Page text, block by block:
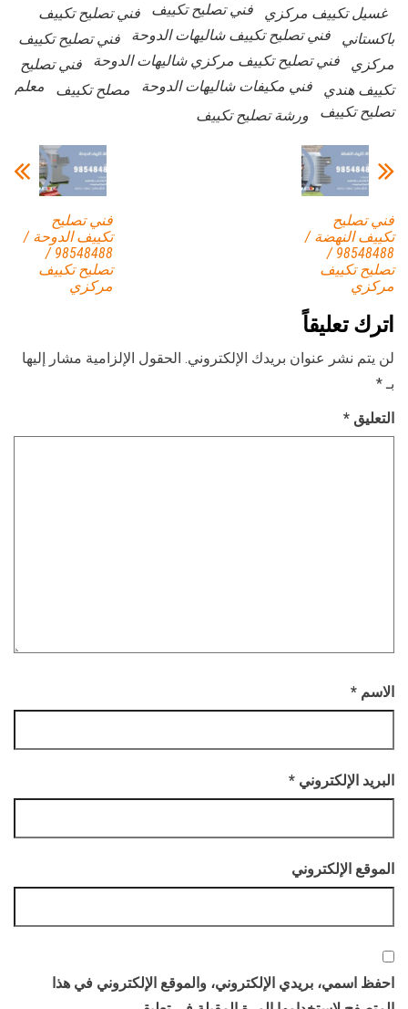
غسيل تكييف مركزي
فني تصليح تكييف
فني تصليح تكييف
باكستاني
فني تصليح تكييف شاليهات الدوحة
فني تصليح تكييف
مركزي
فني تصليح تكييف مركزي شاليهات الدوحة
فني تصليح
تكييف هندي
فني مكيفات شاليهات الدوحة مصلح تكييف
معلم
تصليح تكييف
ورشة تصليح تكييف
فني تصليح
تكييف الدوحة /
98548488 /
تصليح تكييف
مركزي
فني تصليح
تكييف النهضة /
98548488 /
تصليح تكييف
مركزي
اترك تعليقاً
لن يتم نشر عنوان بريدك الإلكتروني. الحقول الإلزامية مشار إليها
بـ *
التعليق *
الاسم *
البريد الإلكتروني *
الموقع الإلكتروني
احفظ اسمي، بريدي الإلكتروني، والموقع الإلكتروني في هذا